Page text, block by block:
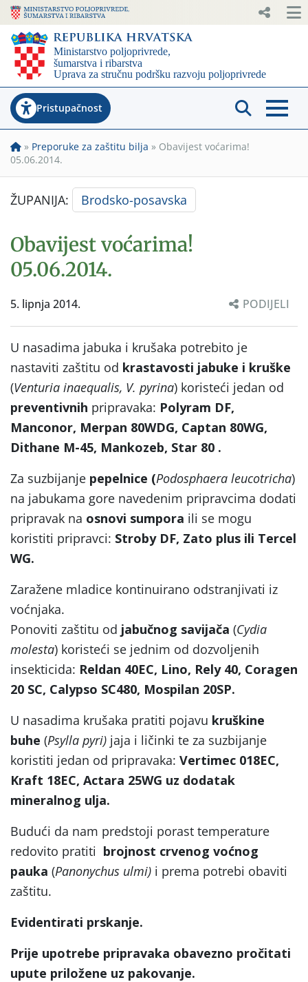
Pristupačnost
» Preporuke za zaštitu bilja » Obavijest voćarima!
05.06.2014.
ŽUPANIJA: Brodsko-posavska
Obavijest voćarima!
05.06.2014.
5. lipnja 2014. PODIJELI
U nasadima jabuka i krušaka potrebito je
nastaviti zaštitu od krastavosti jabuke i kruške
(Venturia inaequalis, V. pyrina) koristeći jedan od
preventivnih pripravaka: Polyram DF,
Manconor, Merpan 80WDG, Captan 80WG,
Dithane M-45, Mankozeb, Star 80 .
Za suzbijanje pepelnice (Podosphaera leucotricha)
na jabukama gore navedenim pripravcima dodati
pripravak na osnovi sumpora ili se mogu
koristiti pripravci: Stroby DF, Zato plus ili Tercel
WG.
Zaražene mladice kontinuirano odstranjivati iz
voćnjaka.
Ponoviti zaštitu od jabučnog savijača (Cydia
molesta) koristeći se jednim od dozvoljenih
insekticida: Reldan 40EC, Lino, Rely 40, Coragen
20 SC, Calypso SC480, Mospilan 20SP.
U nasadima krušaka pratiti pojavu kruškine
buhe (Psylla pyri) jaja i ličinki te za suzbijanje
koristiti jedan od pripravaka: Vertimec 018EC,
Kraft 18EC, Actara 25WG uz dodatak
mineralnog ulja.
Budući da nam predstoji porast temperature
redovito pratiti brojnost crvenog voćnog
pauka (Panonychus ulmi) i prema potrebi obaviti
zaštitu.
Evidentirati prskanje.
Prije upotrebe pripravaka obavezno pročitati
upute priložene uz pakovanje.